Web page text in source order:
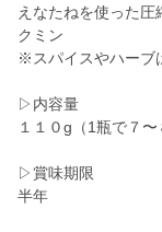
えなたねを使った圧
クミン
※スパイスやハーブ
▷内容量
１１０g（1瓶で７〜
▷賞味期限
半年